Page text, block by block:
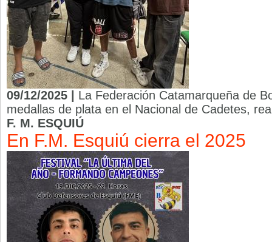
09/12/2025 | La Federación Catamarqueña de
medallas de plata en el Nacional de Cadetes,
F. M. ESQUIÚ
En F.M. Esquiú cierra el 2025